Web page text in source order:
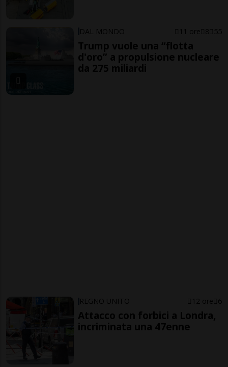
DAL MONDO 11 ore 8 55
Trump vuole una “flotta
d'oro” a propulsione nucleare
da 275 miliardi
REGNO UNITO 12 ore 6
Attacco con forbici a Londra,
incriminata una 47enne